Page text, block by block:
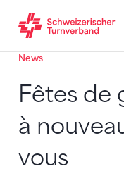
Zum Inhalt springen
Zur Sitemap
Zum Navigieren
News
Fêtes de
à
vous